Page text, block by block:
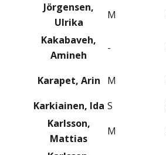
Jörgensen,
Ulrika
M
Kakabaveh,
Amineh
-
Karapet, Arin M
Karkiainen, Ida S
Karlsson,
Mattias
M